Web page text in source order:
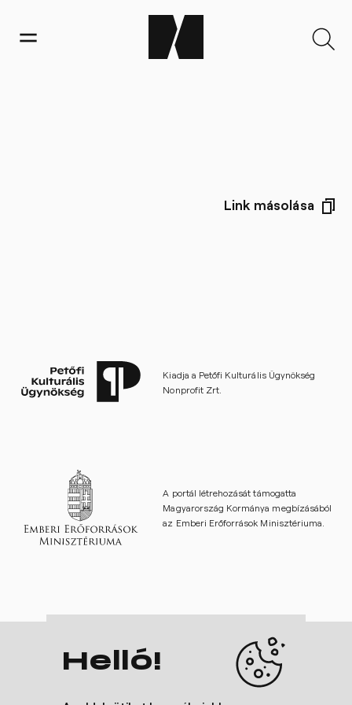
Link másolása
Kiadja a Petőfi Kulturális Ügynökség
Nonprofit Zrt.
A portál létrehozását támogatta
Magyarország Kormánya megbízásából
az Emberi Erőforrások Minisztériuma.
Helló!